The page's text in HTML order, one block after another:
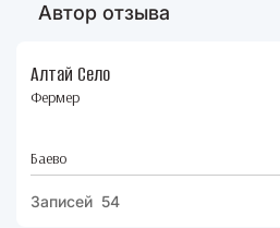
Автор отзыва
Алтай Село
Фермер
Баево
Записей 54